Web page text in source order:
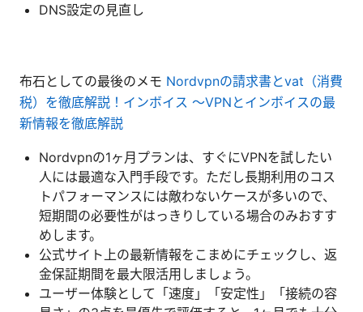
DNS設定の見直し
布石としての最後のメモ Nordvpnの請求書とvat（消費
税）を徹底解説！インボイス 〜VPNとインボイスの最
新情報を徹底解説
Nordvpnの1ヶ月プランは、すぐにVPNを試したい
人には最適な入門手段です。ただし長期利用のコス
トパフォーマンスには敵わないケースが多いので、
短期間の必要性がはっきりしている場合のみおすす
めします。
公式サイト上の最新情報をこまめにチェックし、返
金保証期間を最大限活用しましょう。
ユーザー体験として「速度」「安定性」「接続の容